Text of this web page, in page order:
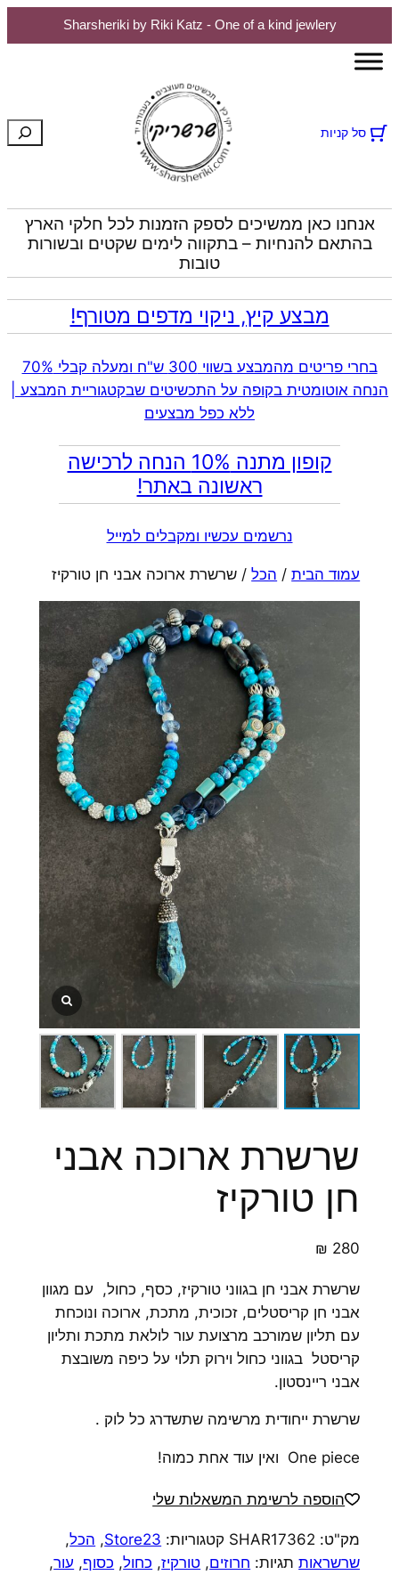
Sharsheriki by Riki Katz - One of a kind jewlery
לדלג
סל קניות חיפוש
אנחנו כאן ממשיכים לספק הזמנות לכל חלקי הארץ
בהתאם להנחיות – בתקווה לימים שקטים ובשורות
טובות
מבצע קיץ, ניקוי מדפים מטורף!
בחרי פריטים מהמבצע בשווי 300 ש"ח ומעלה קבלי 70%
הנחה אוטומטית בקופה על התכשיטים שבקטגוריית המבצע |
ללא כפל מבצעים
קופון מתנה 10% הנחה לרכישה
ראשונה באתר!
נרשמים עכשיו ומקבלים למייל
עמוד הבית/ הכל/ שרשרת ארוכה אבני חן טורקיז
שרשרת ארוכה אבני
חן טורקיז
₪ 280
שרשרת אבני חן בגווני טורקיז, כסף, כחול, עם מגוון
אבני חן קריסטלים, זכוכית, מתכת, ארוכה ונוכחת
עם תליון שמורכב מרצועת עור לולאת מתכת ותליון
קריסטל בגווני כחול וירוק תלוי על כיפה משובצת
אבני ריינסטון.
שרשרת ייחודית מרשימה שתשדרג כל לוק .
One piece ואין עוד אחת כמוה!
הוספה לרשימת המשאלות שלי
מק"ט: SHAR17362 קטגוריות: Store23
, הכל,
שרשראות תגיות: חרוזים, טורקיז, כחול, כסוף, עור,